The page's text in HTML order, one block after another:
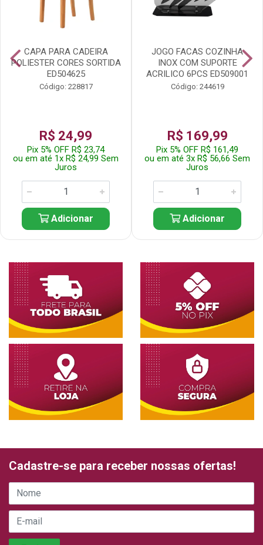
CAPA PARA CADEIRA
POLIESTER CORES SORTIDA
ED504625
Código: 228817
R$ 24,99
Pix 5% OFF R$ 23,74
ou em até 1x R$ 24,99 Sem
Juros
Adicionar
JOGO FACAS COZINHA
INOX COM SUPORTE
ACRILICO 6PCS ED509001
Código: 244619
R$ 169,99
Pix 5% OFF R$ 161,49
ou em até 3x R$ 56,66 Sem
Juros
Adicionar
Cadastre-se para receber nossas ofertas!